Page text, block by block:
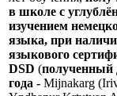
в школе с
изучением
языка, при
языкового
DSD (полученный
года - Mijnakarg